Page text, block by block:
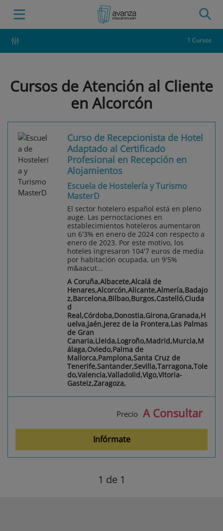
1 Cursos
Cursos de Atención al Cliente
en Alcorcón
Curso de Recepcionista de Hotel
Adaptado al Certificado
Profesional en Recepción en
Alojamientos
Escuela de Hostelería y Turismo
MasterD
El sector hotelero español está en pleno
auge. Las pernoctaciones en
establecimientos hoteleros aumentaron
un 6'3% en enero de 2024 con respecto a
enero de 2023. Por este motivo, los
hoteles ingresaron 104'7 euros de media
por habitación ocupada, un 9'5%
m&aacut...
A Coruña,Albacete,Alcalá de
Henares,Alcorcón,Alicante,Almería,Badajo
z,Barcelona,Bilbao,Burgos,Castelló,Ciuda
d
Real,Córdoba,Donostia,Girona,Granada,H
uelva,Jaén,Jerez de la Frontera,Las Palmas
de Gran
Canaria,Lleida,Logroño,Madrid,Murcia,M
álaga,Oviedo,Palma de
Mallorca,Pamplona,Santa Cruz de
Tenerife,Santander,Sevilla,Tarragona,Tole
do,Valencia,Valladolid,Vigo,Vitoria-
Gasteiz,Zaragoza,
Precio A Consultar
Infórmate
1 de 1